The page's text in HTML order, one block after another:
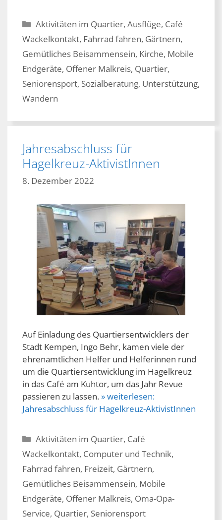
Kategorien
Aktivitäten im Quartier,Ausflüge, Café
Wackelkontakt, Fahrrad fahren, Gärtnern,
Gemütliches Beisammensein, Kirche, Mobile
Endgeräte, Offener Malkreis, Quartier,
Seniorensport, Sozialberatung, Unterstützung,
Wandern
Jahresabschluss für
Hagelkreuz-AktivistInnen
8. Dezember 2022
Auf Einladung des Quartiersentwicklers der
Stadt Kempen, Ingo Behr, kamen viele der
ehrenamtlichen Helfer und Helferinnen rund
um die Quartiersentwicklung im Hagelkreuz
in das Café am Kuhtor, um das Jahr Revue
passieren zu lassen.» weiterlesen:
Jahresabschluss für Hagelkreuz-AktivistInnen
Kategorien
Aktivitäten im Quartier, Café
Wackelkontakt, Computer und Technik,
Fahrrad fahren, Freizeit, Gärtnern,
Gemütliches Beisammensein, Mobile
Endgeräte, Offener Malkreis, Oma-Opa-
Service, Quartier, Seniorensport